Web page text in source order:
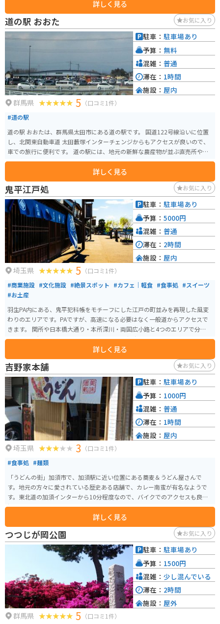
詳しく見る
道の駅 おおた お気に入り
群馬県 5 （口コミ1件）
#道の駅
道の駅 おおたは、群馬県太田市にある道の駅です。 国道122号線沿いに位置
し、北関東自動車道 太田藪塚インターチェンジからもアクセスが良いので、
車での旅行に便利です。 道の駅には、地元の新鮮な農産物が並ぶ直売所や、
群馬名物の焼きまんじゅうやソースカツ丼などが味わえるレストランがあり
ちご狩りやぶどう狩りなどの体験もできます。 また、道の駅 おおたには、情
報コーナーがあり、観光パンフレットなども置いてあるので、周辺の観光ス
ポット情報収集にも役立ちます。 バイクで訪れる場合、道の駅には広い駐車
場があるので安心して駐車できます。 道の駅 おおたから少し足を延ばせば、
世界遺産に登録された富岡製糸場や、群馬県立ぐんま昆虫の森など、観光ス
ポットも点在しています。
詳しく見る
駐車： 駐車場あり
予算： 無料
混雑： 普通
滞在： 1時間
施設： 屋内
鬼平江戸処 お気に入り
埼玉県 5 （口コミ1件）
#商業施設 #文化施設 #絶景スポット #カフェ｜軽食 #食事処 #スイーツ
#お土産
羽生PA内にある、鬼平犯科帳をモチーフにした江戸の町並みを再現した風変
わりのエリアです。PAですが、高速になる必要はなく一般道からアクセスで
きます。 関所や日本橋大通り・本所深川・両国広小路と4つのエリアで分かれ
ており、外観はもとより施設内ではこれまた当時を思わせる雰囲気作りで、
屋台連では東京・埼玉中心とした土産屋や軽食屋、また、各個人店では深川
飯やうなぎ屋、蕎麦・たい焼き・くず餅・軍鶏鍋など、ご当地メニューが目
白押しです。
詳しく見る
駐車： 駐車場あり
予算： 5000円
混雑： 普通
滞在： 2時間
施設： 屋内
吉野家本舗 お気に入り
埼玉県 3 （口コミ1件）
#食事処 #麺類
「うどんの街」加須市で、加須駅に近い位置にある蕎麦＆うどん屋さんで
す。地元の方々に愛されている歴史ある店舗で、カレー南蛮が有名なようで
す。東北道の加須インターから10分程度なので、バイクでのアクセスも良
好。
詳しく見る
駐車： 駐車場あり
予算： 1000円
混雑： 普通
滞在： 1時間
施設： 屋内
つつじが岡公園 お気に入り
群馬県 5 （口コミ1件）
駐車： 駐車場あり
予算： 1500円
混雑： 少し混んでいる
滞在： 2時間
施設： 屋外